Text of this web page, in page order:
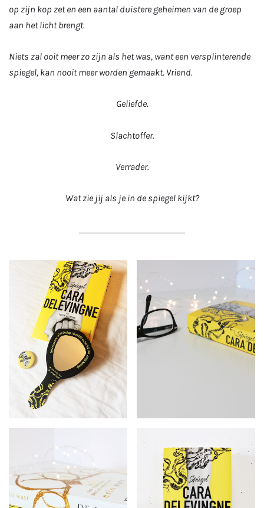
op zijn kop zet en een aantal duistere geheimen van de groep
aan het licht brengt.
Niets zal ooit meer zo zijn als het was, want een versplinterende
spiegel, kan nooit meer worden gemaakt. Vriend.
Geliefde.
Slachtoffer.
Verrader.
Wat zie jij als je in de spiegel kijkt?